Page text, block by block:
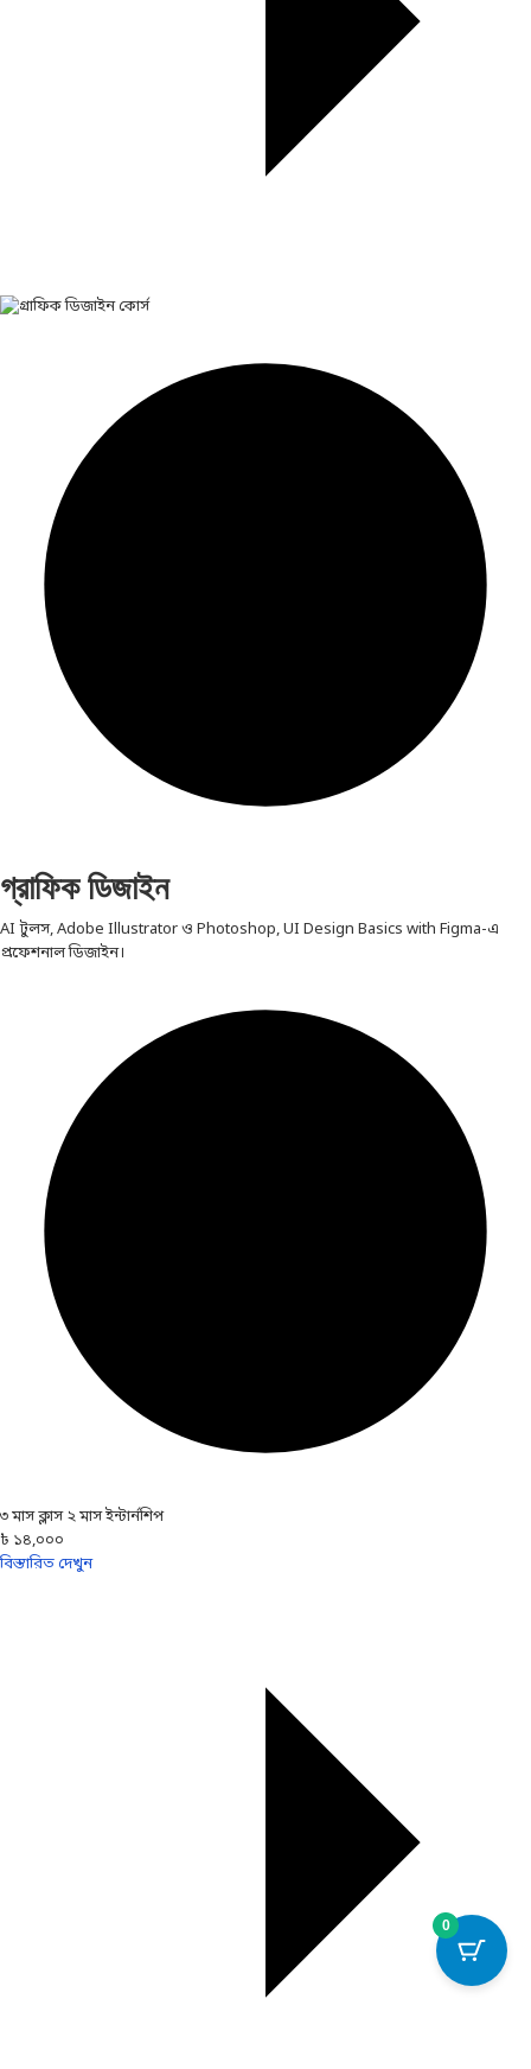
গ্রাফিক ডিজাইন
AI টুলস, Adobe Illustrator ও Photoshop, UI Design Basics with Figma-এ
প্রফেশনাল ডিজাইন।
৩ মাস ক্লাস ২ মাস ইন্টার্নশিপ
৳ ১৪,০০০
বিস্তারিত দেখুন
0